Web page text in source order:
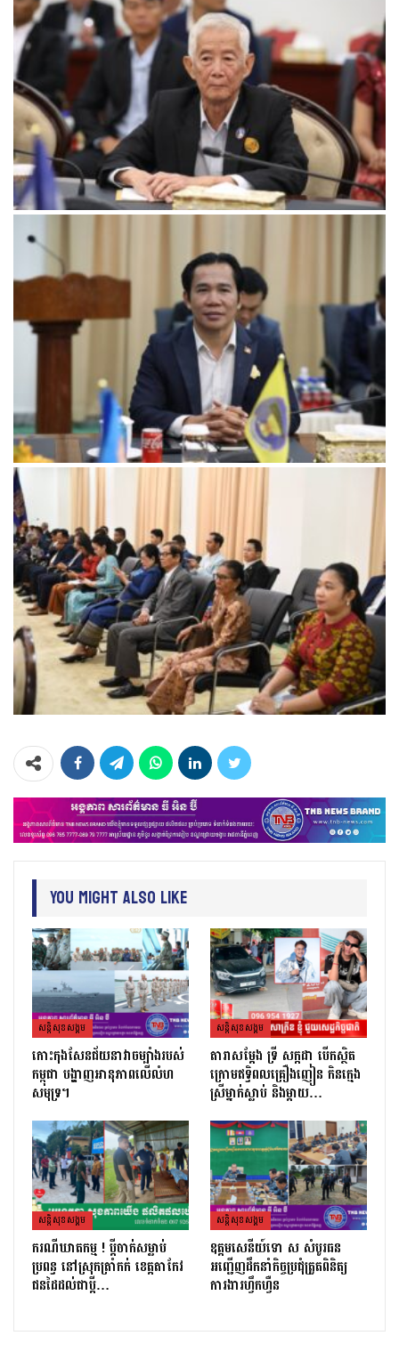
You Might Also Like
សន្តិសុខសង្គម
កោះកុងសែនជ័យនាវាចម្បាំងរបស់
កម្ពុជា បង្ហាញអានុភាពលើលំហ
សមុទ្រ។
សន្តិសុខសង្គម
តារាសម្ដែង ទ្រី សក្កដា បើកស្ថិត
ក្រោមឥទ្ធិពលគ្រឿងញៀន កិនក្មេង
ស្រីម្នាក់ស្លាប់ និងម្ដាយ…
សន្តិសុខសង្គម
ករណីឃាតកម្ម ! ប្ដីចាក់សម្លាប់
ប្រពន្ធ នៅស្រុកត្រាំកក់ ខេត្តតាកែវ
ជនដៃដល់ជាប្ដី…
សន្តិសុខសង្គម
ឧត្តមសេនីយ៍ទោ ស សំបូរធន
អញ្ជើញដឹកនាំកិច្ចប្រជុំត្រួតពិនិត្យ​
ការងារហ្វឹកហ្វឺន